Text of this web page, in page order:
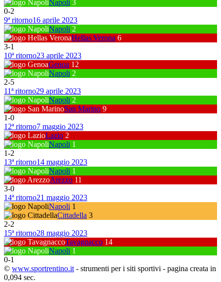
Napoli 3
0-2
9ª ritorno16 aprile 2023
Napoli 2
Hellas Verona 6
3-1
10ª ritorno23 aprile 2023
Genoa 12
Napoli 2
2-5
11ª ritorno29 aprile 2023
Napoli 2
San Marino 9
1-0
12ª ritorno7 maggio 2023
Lazio 2
Napoli 1
1-2
13ª ritorno14 maggio 2023
Napoli 1
Arezzo 11
3-0
14ª ritorno21 maggio 2023
Napoli 1
Cittadella 3
2-2
15ª ritorno28 maggio 2023
Tavagnacco 14
Napoli 1
0-1
© www.sportrentino.it - strumenti per i siti sportivi - pagina creata in
0,094 sec.